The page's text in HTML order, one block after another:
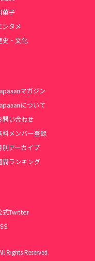
菓子
ンタメ
史・文化
マガジン
について
問い合わせ
料メンバー登録
別アーカイブ
間ランキング
式Twitter
Rights Reserved.